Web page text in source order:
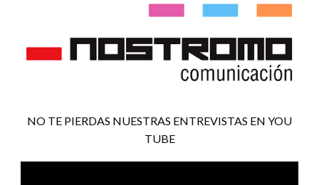
NO TE PIERDAS NUESTRAS ENTREVISTAS EN YOU
TUBE